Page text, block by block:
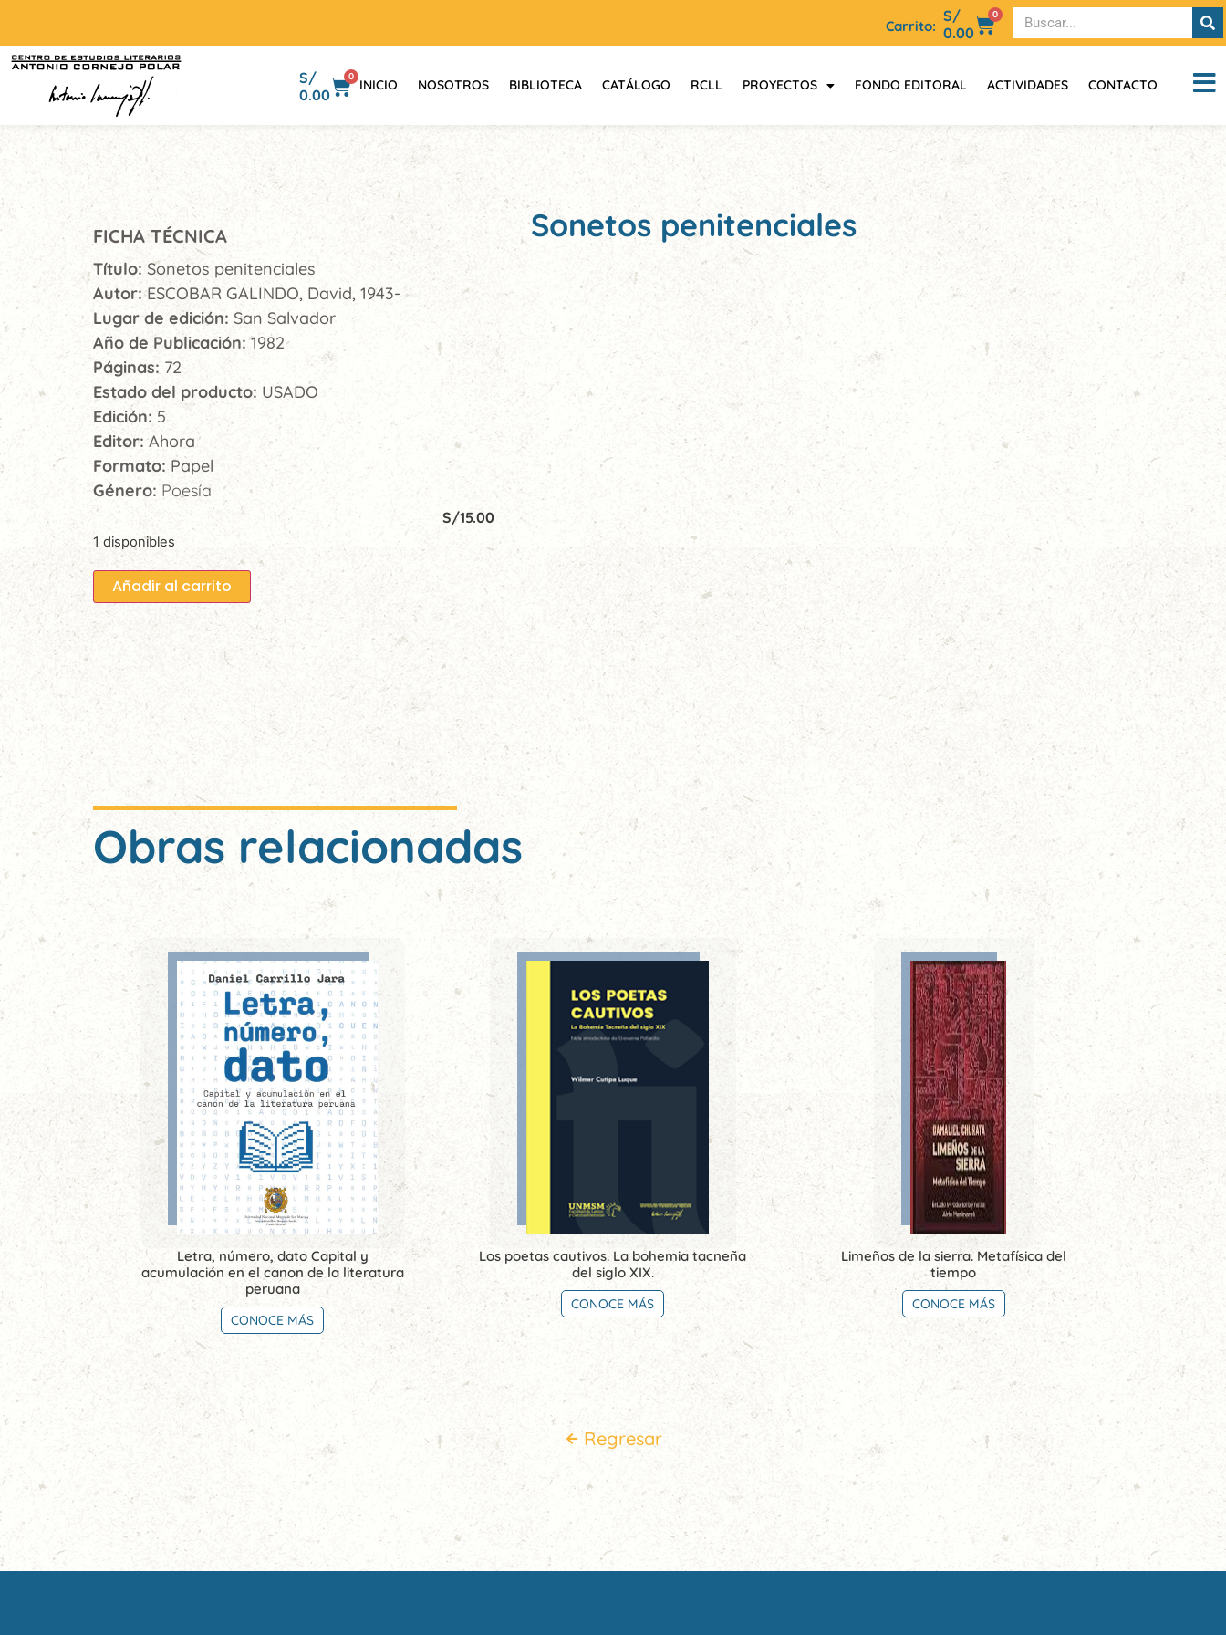
Carrito:
S/
0.00
0
S/
0.00
0
INICIO NOSOTROS BIBLIOTECA CATÁLOGO RCLL PROYECTOS FONDO EDITORAL ACTIVIDADES CONTACTO
FICHA TÉCNICA
Título: Sonetos penitenciales
Autor:ESCOBAR GALINDO, David, 1943-
Lugar de edición: San Salvador
Año de Publicación:1982
Páginas: 72
Estado del producto: USADO
Edición: 5
Editor:Ahora
Formato: Papel
Género: Poesía
S/15.00
1 disponibles
Añadir al carrito
Sonetos penitenciales
Obras relacionadas
Letra, número, dato Capital y
acumulación en el canon de la literatura
peruana
CONOCE MÁS
Los poetas cautivos. La bohemia tacneña
del siglo XIX.
CONOCE MÁS
Limeños de la sierra. Metafísica del
tiempo
CONOCE MÁS
Regresar